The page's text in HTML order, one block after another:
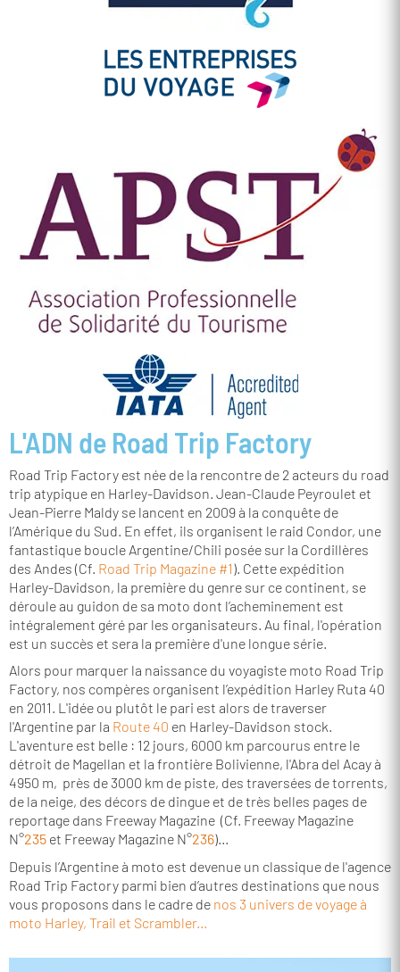
L'ADN de Road Trip Factory
Road Trip Factory est née de la rencontre de 2 acteurs du road
trip atypique en Harley-Davidson. Jean-Claude Peyroulet et
Jean-Pierre Maldy se lancent en 2009 à la conquête de
l’Amérique du Sud. En effet, ils organisent le raid Condor, une
fantastique boucle Argentine/Chili posée sur la Cordillères
des Andes (Cf. Road Trip Magazine #1). Cette expédition
Harley-Davidson, la première du genre sur ce continent, se
déroule au guidon de sa moto dont l’acheminement est
intégralement géré par les organisateurs. Au final, l'opération
est un succès et sera la première d'une longue série.
Alors pour marquer la naissance du voyagiste moto Road Trip
Factory, nos compères organisent l’expédition Harley Ruta 40
en 2011. L'idée ou plutôt le pari est alors de traverser
l'Argentine par la Route 40 en Harley-Davidson stock.
L'aventure est belle : 12 jours, 6000 km parcourus entre le
détroit de Magellan et la frontière Bolivienne, l'Abra del Acay à
4950 m, près de 3000 km de piste, des traversées de torrents,
de la neige, des décors de dingue et de très belles pages de
reportage dans Freeway Magazine (Cf. Freeway Magazine
N°235 et Freeway Magazine N°236)...
Depuis l’Argentine à moto est devenue un classique de l'agence
Road Trip Factory parmi bien d’autres destinations que nous
vous proposons dans le cadre de nos 3 univers de voyage à
moto Harley, Trail et Scrambler...